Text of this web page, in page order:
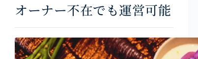
オーナー不在でも運営可能